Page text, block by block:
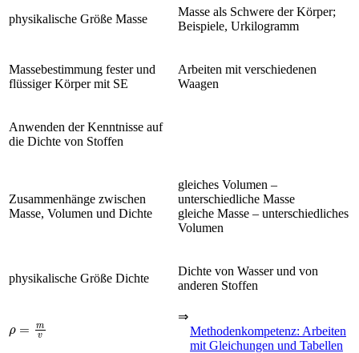
physikalische Größe Masse
Masse als Schwere der Körper;
Beispiele, Urkilogramm
Massebestimmung fester und
flüssiger Körper mit SE
Arbeiten mit verschiedenen
Waagen
Anwenden der Kenntnisse auf
die Dichte von Stoffen
Zusammenhänge zwischen
Masse, Volumen und Dichte
gleiches Volumen –
unterschiedliche Masse
gleiche Masse – unterschiedliches
Volumen
physikalische Größe Dichte
Dichte von Wasser und von
anderen Stoffen
v
⇒
Methodenkompetenz: Arbeiten
mit Gleichungen und Tabellen